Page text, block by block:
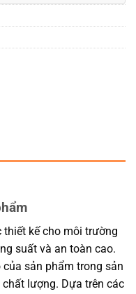
thiết kế cho môi trường
suất và an toàn cao.
sản phẩm trong sản
lượng. Dựa trên các